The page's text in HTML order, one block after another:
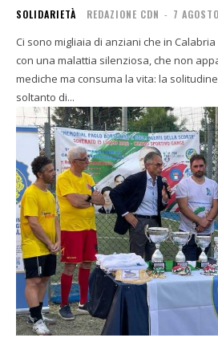
SOLIDARIETÀ REDAZIONE CDN - 7
Ci sono migliaia di anziani che in
con una malattia silenziosa, che non
mediche ma consuma la vita: la
soltanto di...